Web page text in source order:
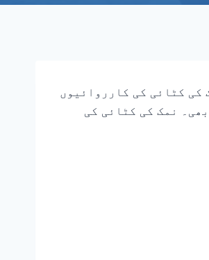
کی کٹائی کی کارروائیوں
نمک کی کٹائی کی